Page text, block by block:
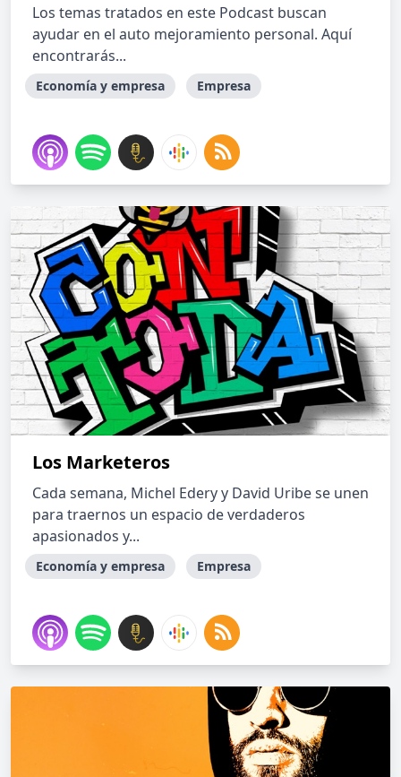
Los temas tratados en este Podcast buscan
ayudar en el auto mejoramiento personal. Aquí
encontrarás...
Economía y empresa Empresa
Los Marketeros
Cada semana, Michel Edery y David Uribe se unen
para traernos un espacio de verdaderos
apasionados y...
Economía y empresa Empresa